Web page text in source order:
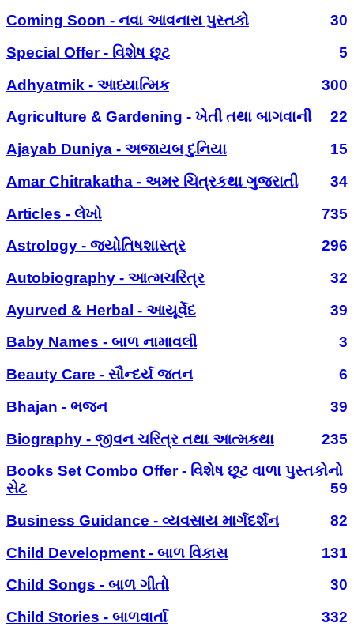
Coming Soon - નવા આવનારા પુસ્તકો
30
Special Offer - વિશેષ છૂટ
5
Adhyatmik - આધ્યાત્મિક
300
Agriculture & Gardening - ખેતી તથા બાગવાની
22
Ajayab Duniya - અજાયબ દુનિયા
15
Amar Chitrakatha - અમર ચિત્રકથા ગુજરાતી
34
Articles - લેખો
735
Astrology - જ્યોતિષશાસ્ત્ર
296
Autobiography - આત્મચરિત્ર
32
Ayurved & Herbal - આયૂર્વેદ
39
Baby Names - બાળ નામાવલી
3
Beauty Care - સૌન્દર્ય જતન
6
Bhajan - ભજન
39
Biography - જીવન ચરિત્ર તથા આત્મકથા
235
Books Set Combo Offer - વિશેષ છૂટ વાળા પુસ્તકોનો
સેટ
59
Business Guidance - વ્યવસાય માર્ગદર્શન
82
Child Development - બાળ વિકાસ
131
Child Songs - બાળ ગીતો
30
Child Stories - બાળવાર્તા
332